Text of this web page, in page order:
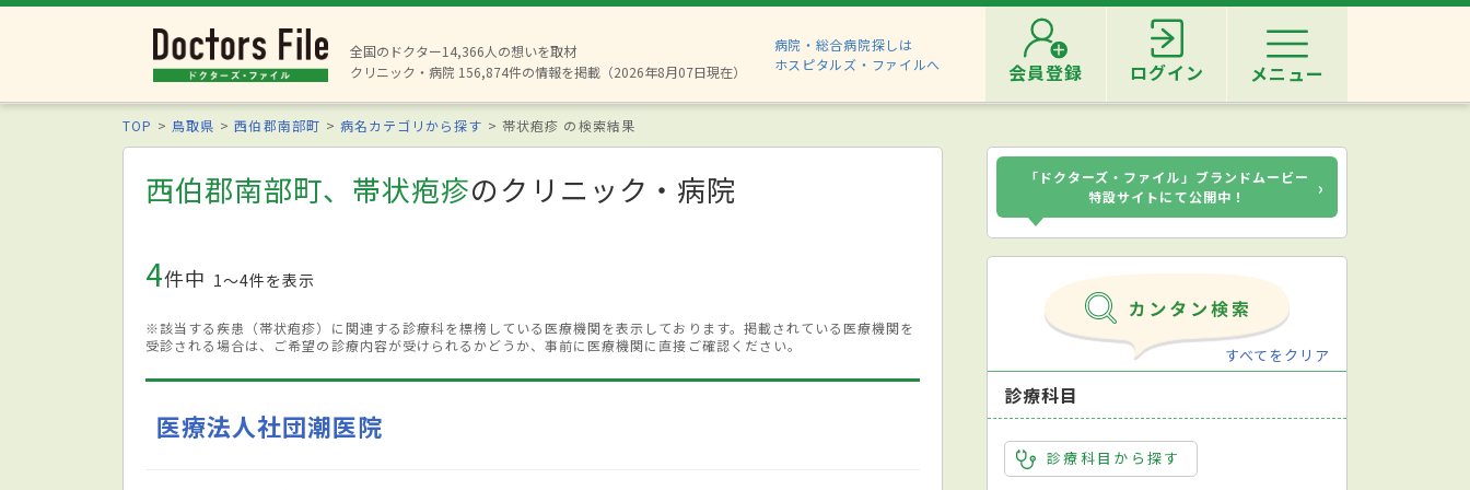
全国のドクター14,366人の想いを取材
クリニック・病院 156,874件の情報を掲載（2026年8月07日現在）
病院・総合病院探しは
ホスピタルズ・ファイルへ
会員登録 ログイン メニュー
TOP 鳥取県 西伯郡南部町 病名カテゴリから探す 帯状疱疹 の検索結果
西伯郡南部町、帯状疱疹のクリニック・病院
4件中 1〜4件を表示
※該当する疾患（帯状疱疹）に関連する診療科を標榜している医療機関を表示しております。掲載されている医療機関を
受診される場合は、ご希望の診療内容が受けられるかどうか、事前に医療機関に直接ご確認ください。
医療法人社団潮医院
「ドクターズ・ファイル」ブランドムービー
特設サイトにて公開中！
›
すべてをクリア
診療科目
診療科目から探す